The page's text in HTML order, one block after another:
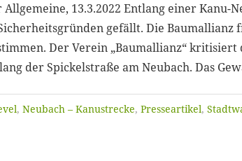
13.3.2022 Entlang einer Kanu-
gefällt. Die Baumallianz
Der Verein „Baumallianz“
der Spickelstraße am Neubach. Das
, Neubach – Kanustrecke, Presseartikel,